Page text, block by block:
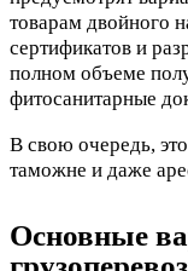
товарам двойного
сертификатов и
полном объеме
фитосанитарные
В свою очередь,
таможне и даже
Основные